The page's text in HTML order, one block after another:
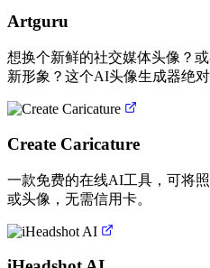
Artguru
想换个新鲜的社交媒体头像？
新形象？这个AI头像生成器绝对
Create Caricature
一款免费的在线AI工具，可将
或头像，无需信用卡。